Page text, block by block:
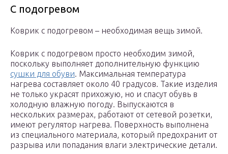
С подогревом
Коврик с подогревом – необходимая вещь зимой.
Коврик с подогревом просто необходим зимой,
поскольку выполняет дополнительную функцию
сушки для обуви. Максимальная температура
нагрева составляет около 40 градусов. Такие изделия
не только украсят прихожую, но и спасут обувь в
холодную влажную погоду. Выпускаются в
нескольких размерах, работают от сетевой розетки,
имеют регулятор нагрева. Поверхность выполнена
из специального материала, который предохранит от
разрыва или попадания влаги электрические детали.